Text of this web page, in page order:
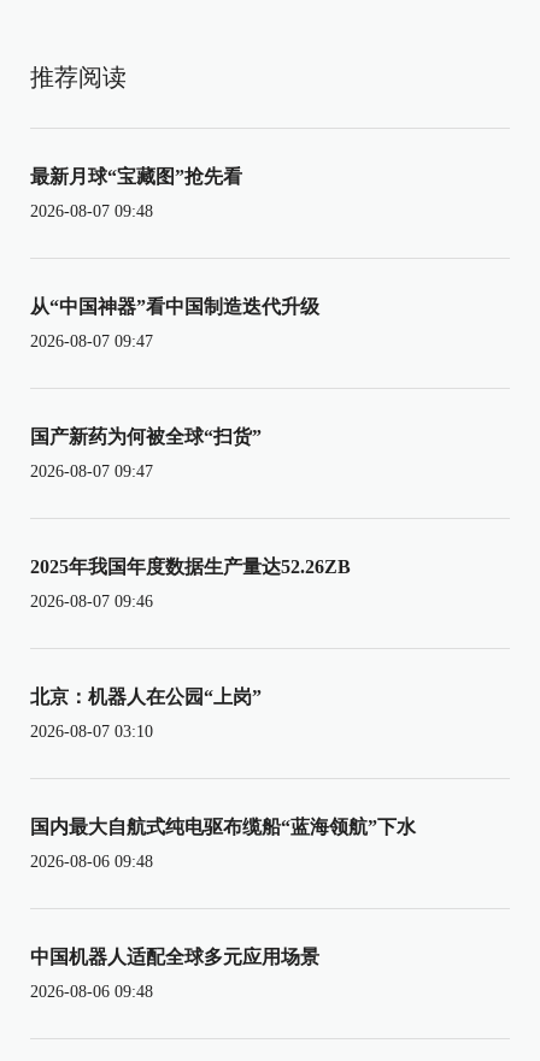
推荐阅读
最新月球“宝藏图”抢先看
2026-08-07 09:48
从“中国神器”看中国制造迭代升级
2026-08-07 09:47
国产新药为何被全球“扫货”
2026-08-07 09:47
2025年我国年度数据生产量达52.26ZB
2026-08-07 09:46
北京：机器人在公园“上岗”
2026-08-07 03:10
国内最大自航式纯电驱布缆船“蓝海领航”下水
2026-08-06 09:48
中国机器人适配全球多元应用场景
2026-08-06 09:48